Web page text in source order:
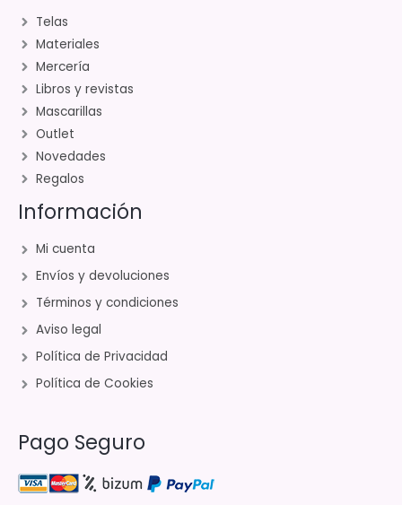
Telas
Materiales
Mercería
Libros y revistas
Mascarillas
Outlet
Novedades
Regalos
Información
Mi cuenta
Envíos y devoluciones
Términos y condiciones
Aviso legal
Política de Privacidad
Política de Cookies
Pago Seguro